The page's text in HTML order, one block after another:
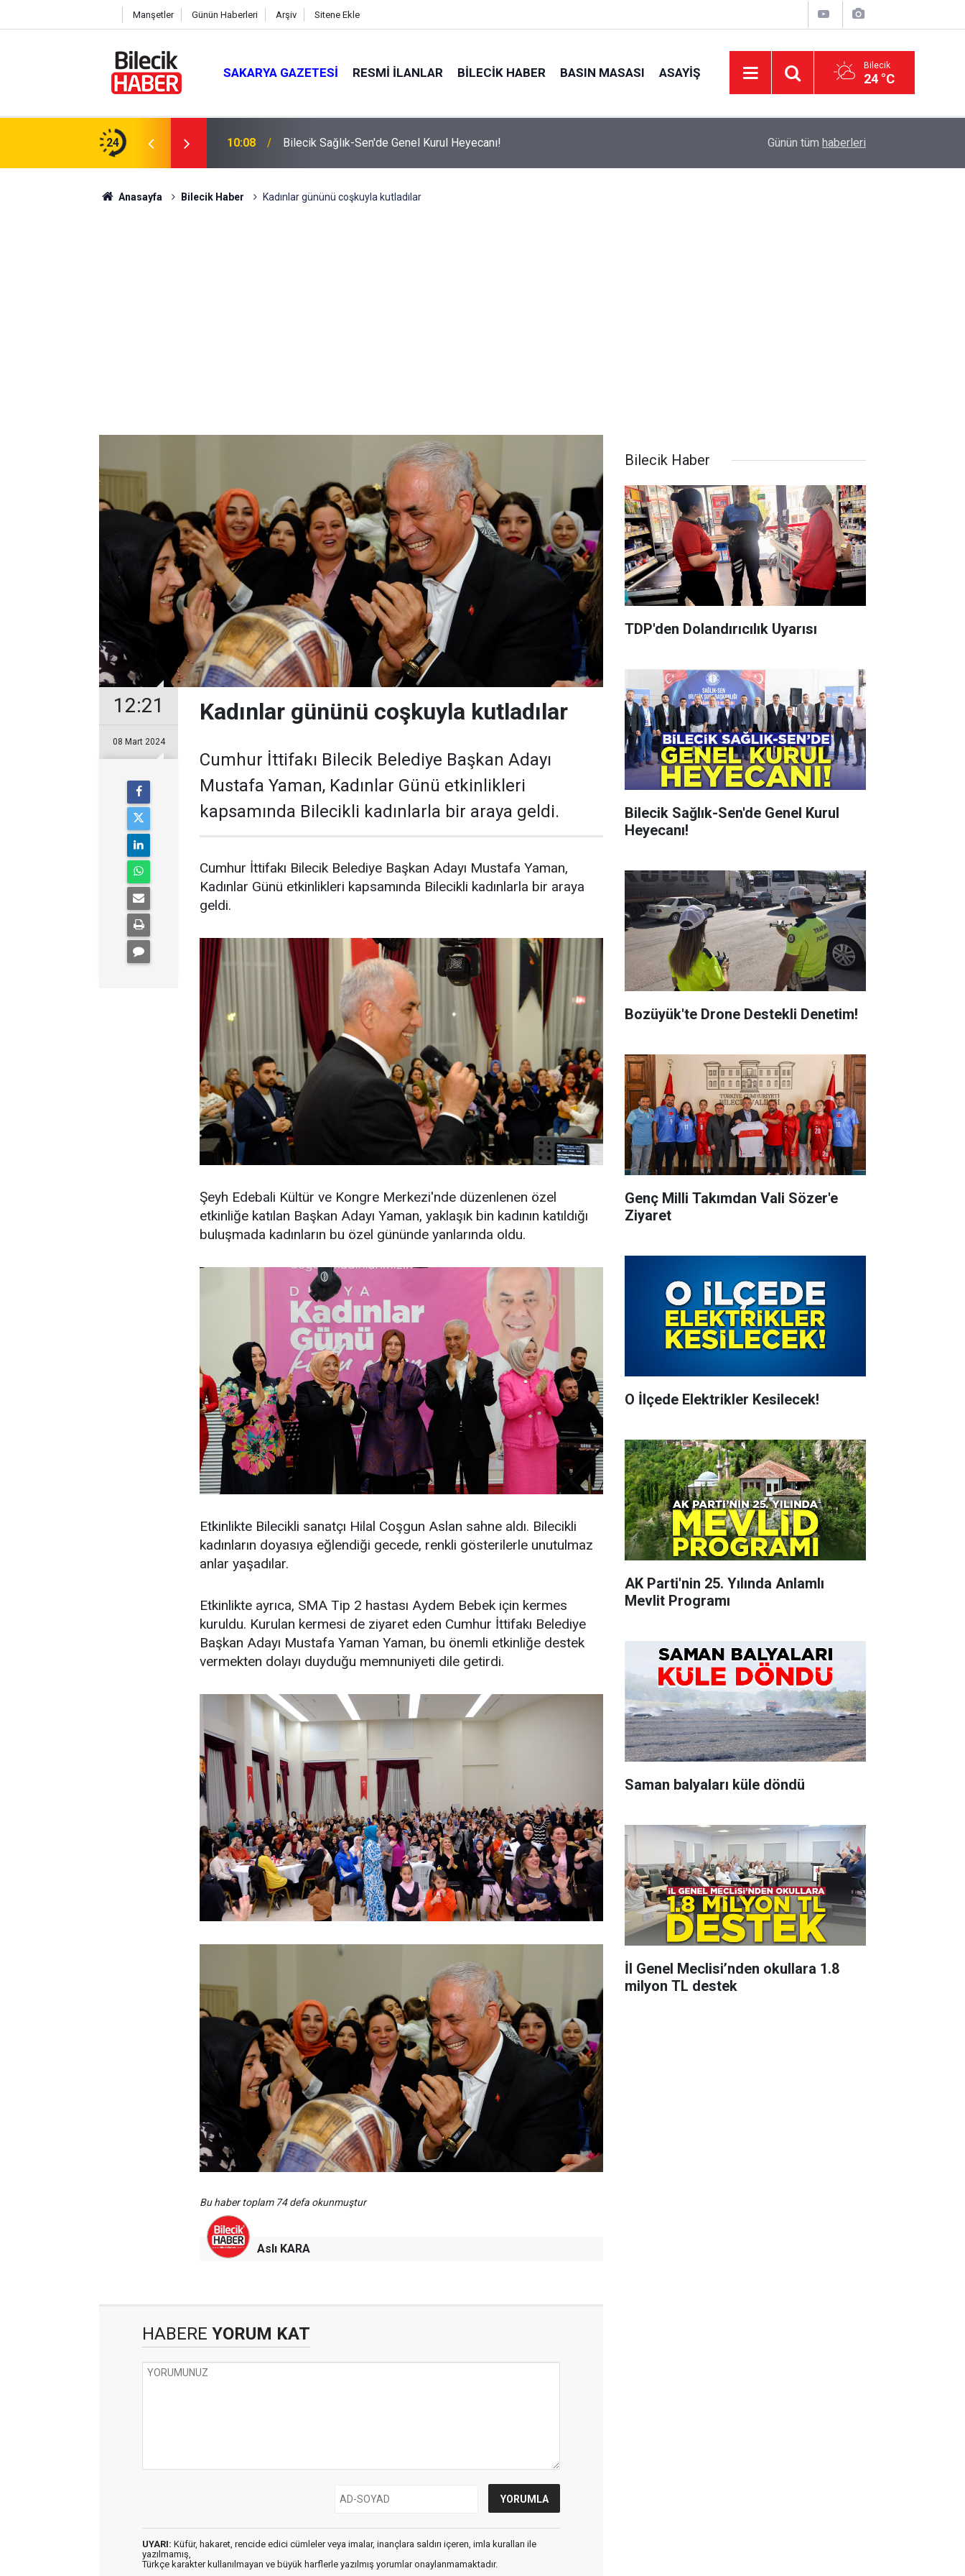
Manşetler Günün Haberleri Arşiv Sitene Ekle
SAKARYA GAZETESI RESMI İLANLAR BILECIK HABER BASIN MASASI ASAYIŞ Bilecik
24 °C
24 10:08 Bilecik Sağlık-Sen'de Genel Kurul Heyecanı! Bozüyük'te Drone Destekli Denetim!
Günün tüm haberleri
Anasayfa Bilecik Haber Kadınlar gününü coşkuyla kutladılar
12:21
08 Mart 2024
Kadınlar gününü coşkuyla kutladılar
Cumhur İttifakı Bilecik Belediye Başkan Adayı
Mustafa Yaman, Kadınlar Günü etkinlikleri
kapsamında Bilecikli kadınlarla bir araya geldi.
Cumhur İttifakı Bilecik Belediye Başkan Adayı Mustafa Yaman,
Kadınlar Günü etkinlikleri kapsamında Bilecikli kadınlarla bir araya
geldi.
Şeyh Edebali Kültür ve Kongre Merkezi'nde düzenlenen özel
etkinliğe katılan Başkan Adayı Yaman, yaklaşık bin kadının katıldığı
buluşmada kadınların bu özel gününde yanlarında oldu.
Etkinlikte Bilecikli sanatçı Hilal Coşgun Aslan sahne aldı. Bilecikli
kadınların doyasıya eğlendiği gecede, renkli gösterilerle unutulmaz
anlar yaşadılar.
Etkinlikte ayrıca, SMA Tip 2 hastası Aydem Bebek için kermes
kuruldu. Kurulan kermesi de ziyaret eden Cumhur İttifakı Belediye
Başkan Adayı Mustafa Yaman Yaman, bu önemli etkinliğe destek
vermekten dolayı duyduğu memnuniyeti dile getirdi.
Bu haber toplam 74 defa okunmuştur
Aslı KARA
HABERE YORUM KAT
UYARI: Küfür, hakaret, rencide edici cümleler veya imalar, inançlara saldırı içeren, imla kuralları ile
yazılmamış,
Türkçe karakter kullanılmayan ve büyük harflerle yazılmış yorumlar onaylanmamaktadır.
Bilecik Haber
TDP'den Dolandırıcılık Uyarısı
Bilecik Sağlık-Sen'de Genel Kurul
Heyecanı!
Bozüyük'te Drone Destekli Denetim!
Genç Milli Takımdan Vali Sözer'e
Ziyaret
O İlçede Elektrikler Kesilecek!
AK Parti'nin 25. Yılında Anlamlı
Mevlit Programı
Saman balyaları küle döndü
İl Genel Meclisi’nden okullara 1.8
milyon TL destek